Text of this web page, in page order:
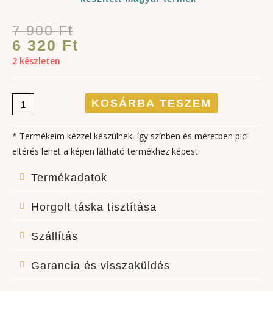
7 900Ft
6 320 Ft
2 készleten
KOSÁRBA TESZEM
* Termékeim kézzel készülnek, így színben és méretben pici
eltérés lehet a képen látható termékhez képest.
Termékadatok
Horgolt táska tisztítása
Szállítás
Garancia és visszaküldés